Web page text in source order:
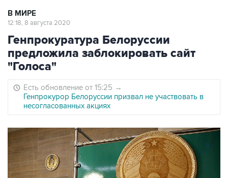
В МИРЕ
12:18, 8 августа 2020
Генпрокуратура Белоруссии
предложила заблокировать сайт
"Голоса"
Есть обновление от 15:25 →
Генпрокурор Белоруссии призвал не участвовать в
несогласованных акциях